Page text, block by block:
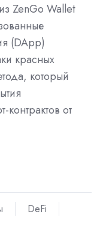
ZenGo Wallet
(DApp)
красных
который
от
DeFi